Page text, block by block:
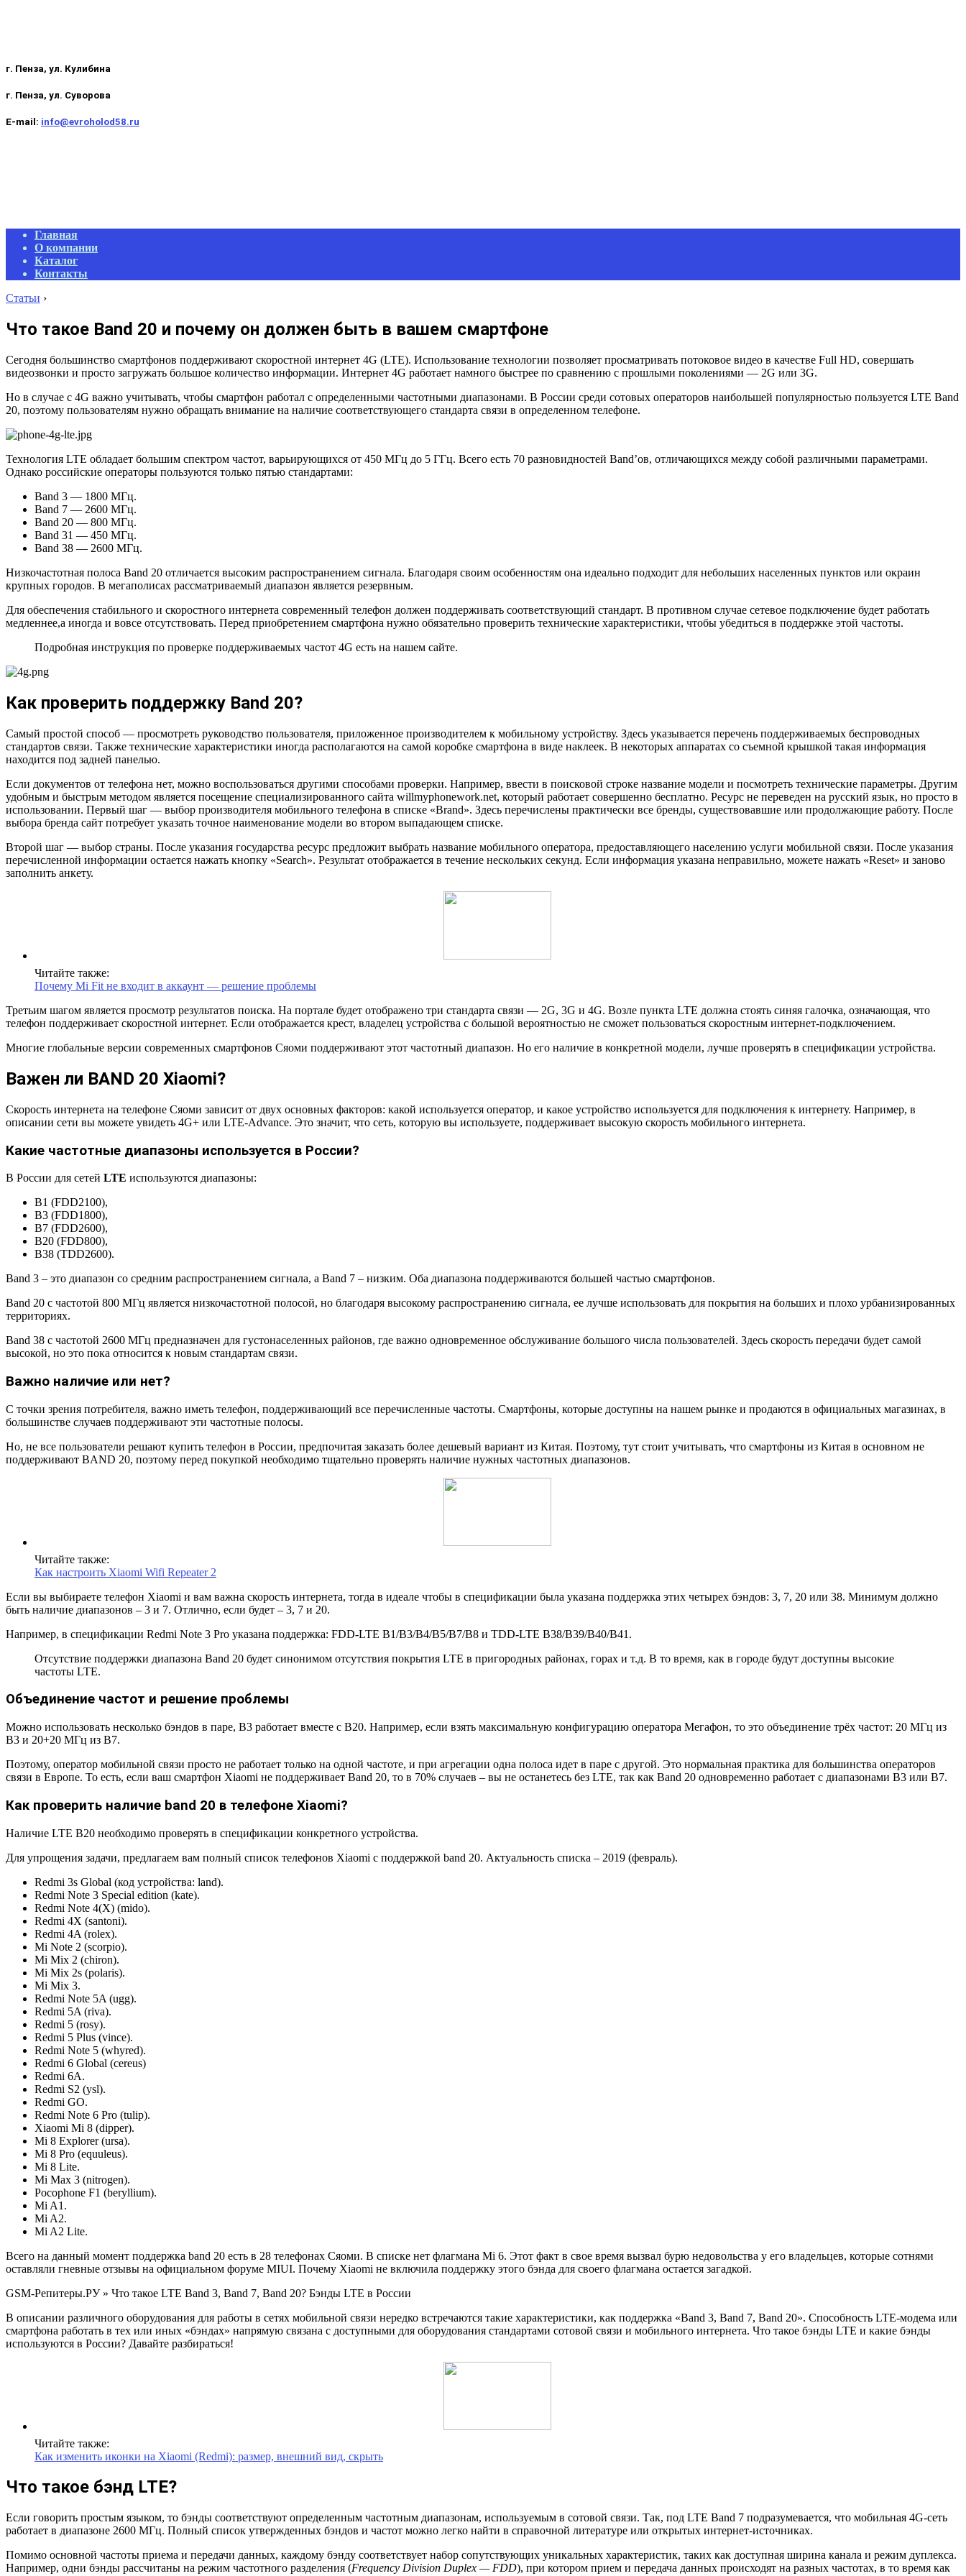
г. Пенза, ул. Кулибина
г. Пенза, ул. Суворова
E-mail: info@evroholod58.ru
Primary
Navigation
Menu
Главная
О компании
Каталог
Контакты
Статьи ›
Что такое Band 20 и почему он должен быть в вашем смартфоне
Сегодня большинство смартфонов поддерживают скоростной интернет 4G (LTE). Использование технологии позволяет просматривать потоковое видео в качестве Full HD, совершать
видеозвонки и просто загружать большое количество информации. Интернет 4G работает намного быстрее по сравнению с прошлыми поколениями — 2G или 3G.
Но в случае с 4G важно учитывать, чтобы смартфон работал с определенными частотными диапазонами. В России среди сотовых операторов наибольшей популярностью пользуется LTE Band
20, поэтому пользователям нужно обращать внимание на наличие соответствующего стандарта связи в определенном телефоне.
Технология LTE обладает большим спектром частот, варьирующихся от 450 МГц до 5 ГГц. Всего есть 70 разновидностей Band’ов, отличающихся между собой различными параметрами.
Однако российские операторы пользуются только пятью стандартами:
Band 3 — 1800 МГц.
Band 7 — 2600 МГц.
Band 20 — 800 МГц.
Band 31 — 450 МГц.
Band 38 — 2600 МГц.
Низкочастотная полоса Band 20 отличается высоким распространением сигнала. Благодаря своим особенностям она идеально подходит для небольших населенных пунктов или окраин
крупных городов. В мегаполисах рассматриваемый диапазон является резервным.
Для обеспечения стабильного и скоростного интернета современный телефон должен поддерживать соответствующий стандарт. В противном случае сетевое подключение будет работать
медленнее,а иногда и вовсе отсутствовать. Перед приобретением смартфона нужно обязательно проверить технические характеристики, чтобы убедиться в поддержке этой частоты.
Подробная инструкция по проверке поддерживаемых частот 4G есть на нашем сайте.
Как проверить поддержку Band 20?
Самый простой способ — просмотреть руководство пользователя, приложенное производителем к мобильному устройству. Здесь указывается перечень поддерживаемых беспроводных
стандартов связи. Также технические характеристики иногда располагаются на самой коробке смартфона в виде наклеек. В некоторых аппаратах со съемной крышкой такая информация
находится под задней панелью.
Если документов от телефона нет, можно воспользоваться другими способами проверки. Например, ввести в поисковой строке название модели и посмотреть технические параметры. Другим
удобным и быстрым методом является посещение специализированного сайта willmyphonework.net, который работает совершенно бесплатно. Ресурс не переведен на русский язык, но просто в
использовании. Первый шаг — выбор производителя мобильного телефона в списке «Brand». Здесь перечислены практически все бренды, существовавшие или продолжающие работу. После
выбора бренда сайт потребует указать точное наименование модели во втором выпадающем списке.
Второй шаг — выбор страны. После указания государства ресурс предложит выбрать название мобильного оператора, предоставляющего населению услуги мобильной связи. После указания
перечисленной информации остается нажать кнопку «Search». Результат отображается в течение нескольких секунд. Если информация указана неправильно, можете нажать «Reset» и заново
заполнить анкету.
Читайте также:
Почему Mi Fit не входит в аккаунт — решение проблемы
Третьим шагом является просмотр результатов поиска. На портале будет отображено три стандарта связи — 2G, 3G и 4G. Возле пункта LTE должна стоять синяя галочка, означающая, что
телефон поддерживает скоростной интернет. Если отображается крест, владелец устройства с большой вероятностью не сможет пользоваться скоростным интернет-подключением.
Многие глобальные версии современных смартфонов Сяоми поддерживают этот частотный диапазон. Но его наличие в конкретной модели, лучше проверять в спецификации устройства.
Важен ли BAND 20 Xiaomi?
Скорость интернета на телефоне Сяоми зависит от двух основных факторов: какой используется оператор, и какое устройство используется для подключения к интернету. Например, в
описании сети вы можете увидеть 4G+ или LTE-Advance. Это значит, что сеть, которую вы используете, поддерживает высокую скорость мобильного интернета.
Какие частотные диапазоны используется в России?
В России для сетей LTE используются диапазоны:
B1 (FDD2100),
B3 (FDD1800),
B7 (FDD2600),
B20 (FDD800),
B38 (TDD2600).
Band 3 – это диапазон со средним распространением сигнала, а Band 7 – низким. Оба диапазона поддерживаются большей частью смартфонов.
Band 20 с частотой 800 МГц является низкочастотной полосой, но благодаря высокому распространению сигнала, ее лучше использовать для покрытия на больших и плохо урбанизированных
территориях.
Band 38 с частотой 2600 МГц предназначен для густонаселенных районов, где важно одновременное обслуживание большого числа пользователей. Здесь скорость передачи будет самой
высокой, но это пока относится к новым стандартам связи.
Важно наличие или нет?
С точки зрения потребителя, важно иметь телефон, поддерживающий все перечисленные частоты. Смартфоны, которые доступны на нашем рынке и продаются в официальных магазинах, в
большинстве случаев поддерживают эти частотные полосы.
Но, не все пользователи решают купить телефон в России, предпочитая заказать более дешевый вариант из Китая. Поэтому, тут стоит учитывать, что смартфоны из Китая в основном не
поддерживают BAND 20, поэтому перед покупкой необходимо тщательно проверять наличие нужных частотных диапазонов.
Читайте также:
Как настроить Xiaomi Wifi Repeater 2
Если вы выбираете телефон Xiaomi и вам важна скорость интернета, тогда в идеале чтобы в спецификации была указана поддержка этих четырех бэндов: 3, 7, 20 или 38. Минимум должно
быть наличие диапазонов – 3 и 7. Отлично, если будет – 3, 7 и 20.
Например, в спецификации Redmi Note 3 Pro указана поддержка: FDD-LTE B1/B3/B4/B5/B7/B8 и TDD-LTE B38/B39/B40/B41.
Отсутствие поддержки диапазона Band 20 будет синонимом отсутствия покрытия LTE в пригородных районах, горах и т.д. В то время, как в городе будут доступны высокие
частоты LTE.
Объединение частот и решение проблемы
Можно использовать несколько бэндов в паре, B3 работает вместе с B20. Например, если взять максимальную конфигурацию оператора Мегафон, то это объединение трёх частот: 20 МГц из
B3 и 20+20 МГц из B7.
Поэтому, оператор мобильной связи просто не работает только на одной частоте, и при агрегации одна полоса идет в паре с другой. Это нормальная практика для большинства операторов
связи в Европе. То есть, если ваш смартфон Xiaomi не поддерживает Band 20, то в 70% случаев – вы не останетесь без LTE, так как Band 20 одновременно работает с диапазонами B3 или B7.
Как проверить наличие band 20 в телефоне Xiaomi?
Наличие LTE B20 необходимо проверять в спецификации конкретного устройства.
Для упрощения задачи, предлагаем вам полный список телефонов Xiaomi с поддержкой band 20. Актуальность списка – 2019 (февраль).
Redmi 3s Global (код устройства: land).
Redmi Note 3 Special edition (kate).
Redmi Note 4(X) (mido).
Redmi 4X (santoni).
Redmi 4A (rolex).
Mi Note 2 (scorpio).
Mi Mix 2 (chiron).
Mi Mix 2s (polaris).
Mi Mix 3.
Redmi Note 5A (ugg).
Redmi 5A (riva).
Redmi 5 (rosy).
Redmi 5 Plus (vince).
Redmi Note 5 (whyred).
Redmi 6 Global (cereus)
Redmi 6A.
Redmi S2 (ysl).
Redmi GO.
Redmi Note 6 Pro (tulip).
Xiaomi Mi 8 (dipper).
Mi 8 Explorer (ursa).
Mi 8 Pro (equuleus).
Mi 8 Lite.
Mi Max 3 (nitrogen).
Pocophone F1 (beryllium).
Mi A1.
Mi A2.
Mi A2 Lite.
Всего на данный момент поддержка band 20 есть в 28 телефонах Сяоми. В списке нет флагмана Mi 6. Этот факт в свое время вызвал бурю недовольства у его владельцев, которые сотнями
оставляли гневные отзывы на официальном форуме MIUI. Почему Xiaomi не включила поддержку этого бэнда для своего флагмана остается загадкой.
GSM-Репитеры.РУ » Что такое LTE Band 3, Band 7, Band 20? Бэнды LTE в России
В описании различного оборудования для работы в сетях мобильной связи нередко встречаются такие характеристики, как поддержка «Band 3, Band 7, Band 20». Способность LTE-модема или
смартфона работать в тех или иных «бэндах» напрямую связана с доступными для оборудования стандартами сотовой связи и мобильного интернета. Что такое бэнды LTE и какие бэнды
используются в России? Давайте разбираться!
Читайте также:
Как изменить иконки на Xiaomi (Redmi): размер, внешний вид, скрыть
Что такое бэнд LTE?
Если говорить простым языком, то бэнды соответствуют определенным частотным диапазонам, используемым в сотовой связи. Так, под LTE Band 7 подразумевается, что мобильная 4G-сеть
работает в диапазоне 2600 МГц. Полный список утвержденных бэндов и частот можно легко найти в справочной литературе или открытых интернет-источниках.
Помимо основной частоты приема и передачи данных, каждому бэнду соответствует набор сопутствующих уникальных характеристик, таких как доступная ширина канала и режим дуплекса.
Например, одни бэнды рассчитаны на режим частотного разделения (Frequency Division Duplex — FDD), при котором прием и передача данных происходят на разных частотах, в то время как